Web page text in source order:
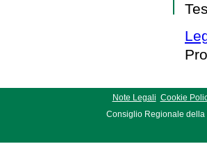
Note Legali Cookie
Consiglio Regionale della